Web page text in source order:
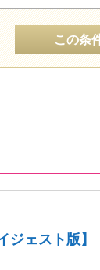
この条
ジェスト版】